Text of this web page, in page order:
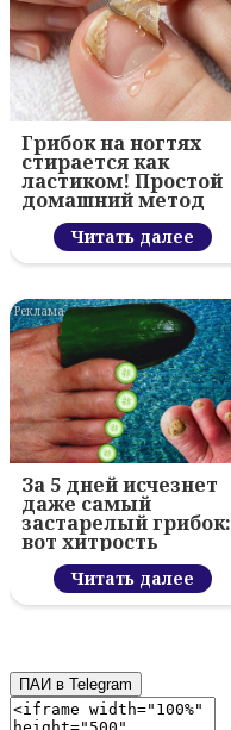
Грибок на ногтях
стирается как
ластиком! Простой
домашний метод
Читать далее
За 5 дней исчезнет
даже самый
застарелый грибок:
вот хитрость
Читать далее
ПАИ в Telegram